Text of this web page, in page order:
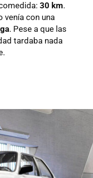
30 km.
venía con una
. Pese a que las
tardaba nada